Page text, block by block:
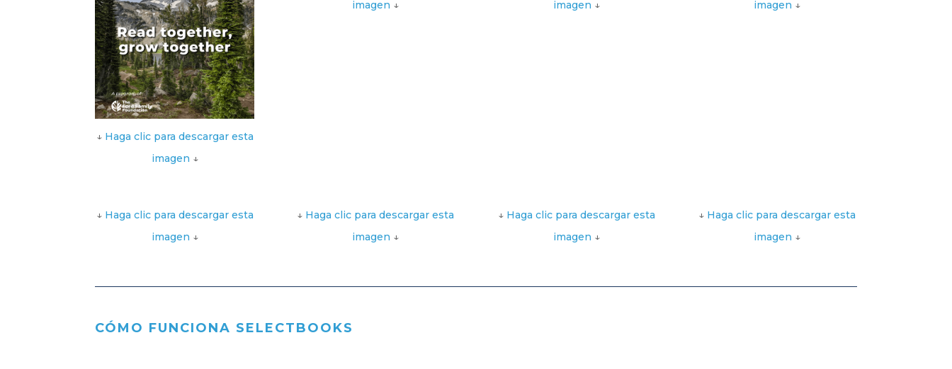
↓ Haga clic para descargar esta
imagen ↓
imagen ↓
imagen ↓
imagen ↓
↓ Haga clic para descargar esta
imagen ↓
↓ Haga clic para descargar esta
imagen ↓
↓ Haga clic para descargar esta
imagen ↓
↓ Haga clic para descargar esta
imagen ↓
CÓMO FUNCIONA SELECTBOOKS